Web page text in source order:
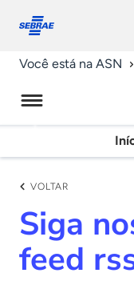
conosco
Você está na ASN
VOLTAR
Siga
feed